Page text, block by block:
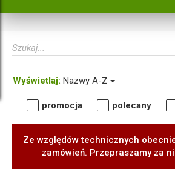
Wyświetlaj: Nazwy A-Z
promocja polecany
Ze względów technicznych
zamówień. Przepraszamy za